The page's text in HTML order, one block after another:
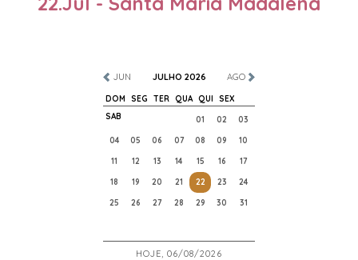
JUN JULHO 2026 AGO
DOM SEG TER QUA QUI
SEX
SAB
01 02
03
04
05 06 07 08 09
10
11
12 13 14 15 16
17
18
19 20 21 22 23
24
25
26 27 28 29 30 31
HOJE, 06/08/2026